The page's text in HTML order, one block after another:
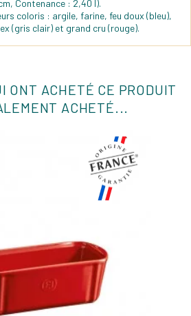
Contenance : 2,40 l).
coloris : argile, farine, feu doux (bleu),
(gris clair) et grand cru (rouge).
ONT ACHETÉ CE PRODUIT
ACHETÉ...